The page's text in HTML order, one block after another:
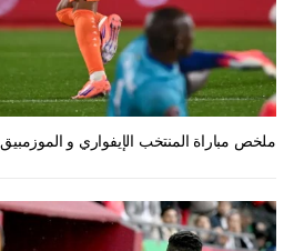
ملخص مباراة المنتخب الإيفواري و الموزمبيق